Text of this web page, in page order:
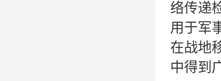
络传递
用于军
在战地
中得到